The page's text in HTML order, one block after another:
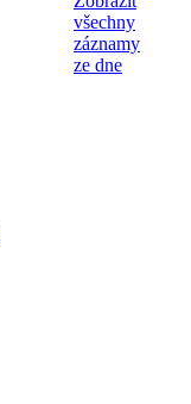
všechny
záznamy
ze dne